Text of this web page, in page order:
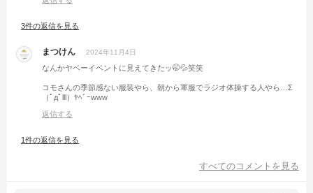
3件の返信を見る
まつけん 2024年11月4日
なんかヤベーイベントに見えてきたッ🤭💦笑笑
コモさんの季節感ない服装やら、朝から軍服でラジオ体操する人やら…Σ
（ﾟдﾟlll）ﾔﾍﾞｰwww
返信する
1件の返信を見る
すべてのコメントを見る